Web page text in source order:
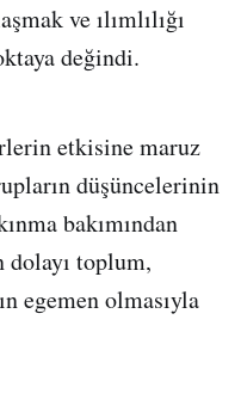
ve ılımlılığı
değindi.
etkisine maruz
düşüncelerinin
bakımından
dolayı toplum,
egemen olmasıyla